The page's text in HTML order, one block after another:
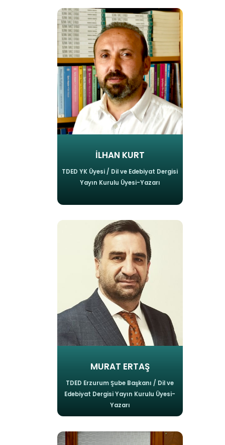
İLHAN KURT
TDED YK Üyesi / Dil ve Edebiyat Dergisi
Yayın Kurulu Üyesi-Yazarı
MURAT ERTAŞ
TDED Erzurum Şube Başkanı / Dil ve
Edebiyat Dergisi Yayın Kurulu Üyesi-
Yazarı